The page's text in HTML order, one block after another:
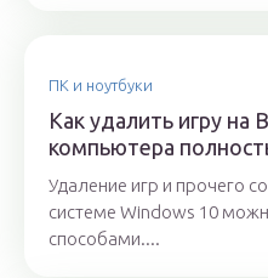
ПК и ноутбуки
Как удалить игру на
компьютера
Удаление игр и прочего
системе Windows 10
способами....